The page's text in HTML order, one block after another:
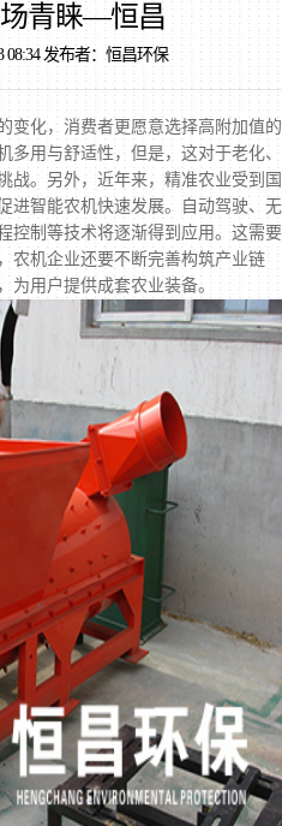
青睐—恒昌
08:34 发布者：恒昌环保
化，消费者更愿意选择高附加值的
多用与舒适性，但是，这对于老化、
战。另外，近年来，精准农业受到国
进智能农机快速发展。自动驾驶、无
控制等技术将逐渐得到应用。这需要
农机企业还要不断完善构筑产业链
为用户提供成套农业装备。